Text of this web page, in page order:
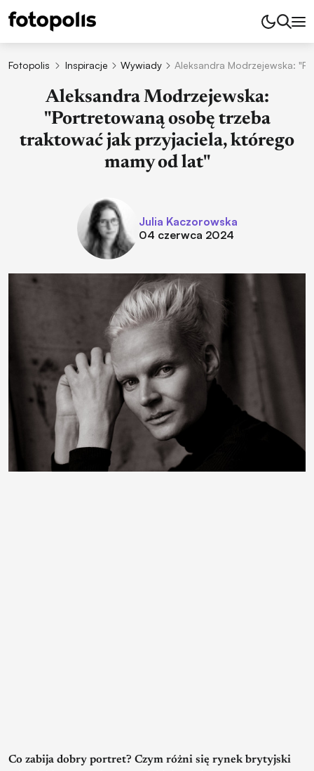
Fotopolis Inspiracje Wywiady Aleksandra Modrzejewska:
Aleksandra Modrzejewska:
"Portretowaną osobę trzeba
traktować jak przyjaciela, którego
mamy od lat"
Julia Kaczorowska
04 czerwca 2024
Co zabija dobry portret? Czym różni się rynek brytyjski